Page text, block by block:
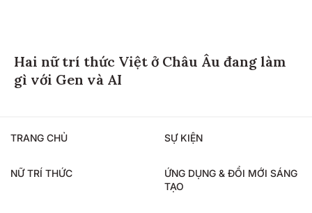
Hai nữ trí thức Việt ở Châu Âu đang làm
gì với Gen và AI
TRANG CHỦ SỰ KIỆN
NỮ TRÍ THỨC
ỨNG DỤNG & ĐỔI MỚI SÁNG
TẠO